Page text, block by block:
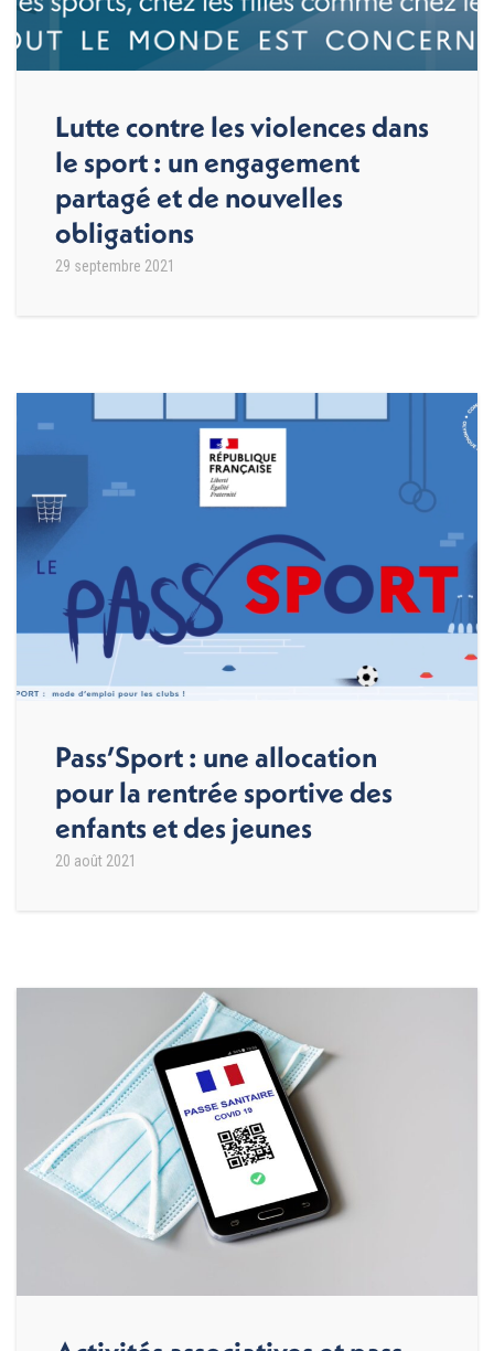
Lutte contre les violences dans
le sport : un engagement
partagé et de nouvelles
obligations
29 septembre 2021
Pass’Sport : une allocation
pour la rentrée sportive des
enfants et des jeunes
20 août 2021